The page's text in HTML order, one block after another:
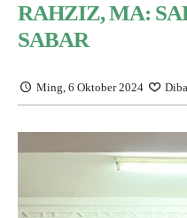
RAHZIZ, MA:
SABAR
Ming, 6 Oktober 2024